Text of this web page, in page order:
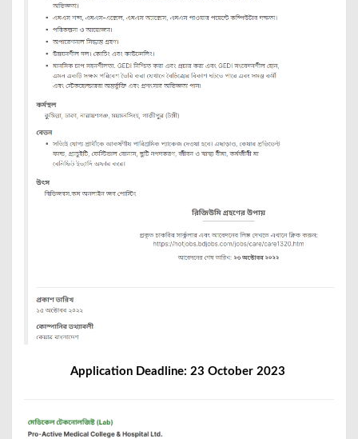
Application Deadline: 23 October 2023